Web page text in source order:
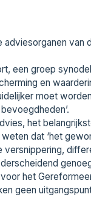
een groep
en
moet
het
dat ‘het
versnippering,
het
geen